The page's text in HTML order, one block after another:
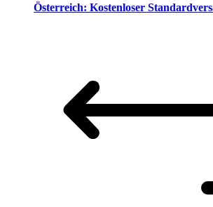
Österreich: Kostenloser